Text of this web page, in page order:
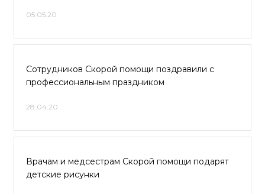
05.05.20
Сотрудников Скорой помощи поздравили с
профессиональным праздником
28.04.20
Врачам и медсестрам Скорой помощи подарят
детские рисунки